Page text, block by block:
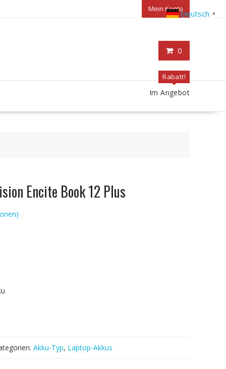
Mein Konto
0
Rabatt!
Im Angebot
Encite Book 12 Plus
Akku-Typ, Laptop-Akkus
Deutsch ▼